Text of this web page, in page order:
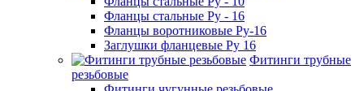
Фланцы стальные Ру - 16
Фланцы воротниковые Ру-16
Заглушки фланцевые Ру 16
Фитинги трубные
резьбовые